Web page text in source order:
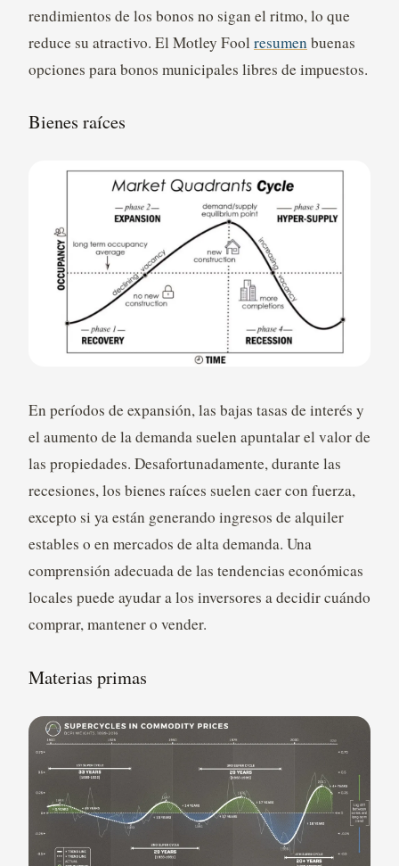
rendimientos de los bonos no sigan el ritmo, lo que
reduce su atractivo. El Motley Fool resumen buenas
opciones para bonos municipales libres de impuestos.
Bienes raíces
En períodos de expansión, las bajas tasas de interés y
el aumento de la demanda suelen apuntalar el valor de
las propiedades. Desafortunadamente, durante las
recesiones, los bienes raíces suelen caer con fuerza,
excepto si ya están generando ingresos de alquiler
estables o en mercados de alta demanda. Una
comprensión adecuada de las tendencias económicas
locales puede ayudar a los inversores a decidir cuándo
comprar, mantener o vender.
Materias primas